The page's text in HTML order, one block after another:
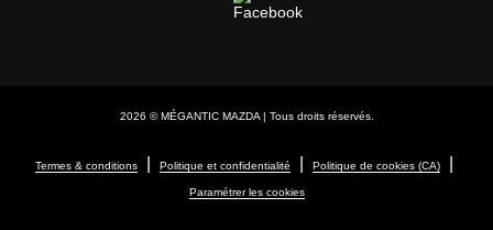
2026 © MÉGANTIC MAZDA| Tous droits réservés.
Termes & conditions Politique et confidentialité Politique de cookies (CA)
Paramétrer les cookies